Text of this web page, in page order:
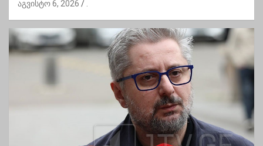
აგვისტო 6, 2026